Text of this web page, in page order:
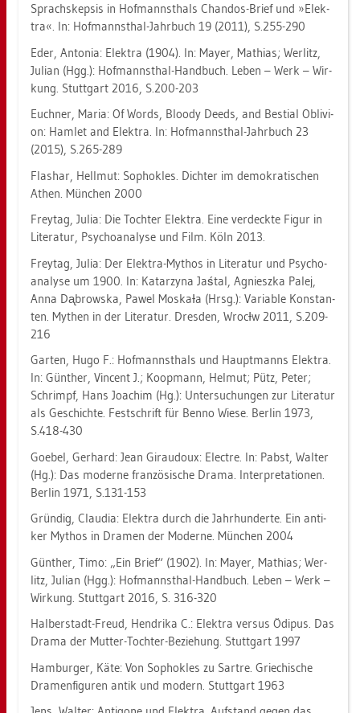
Sprachskep­sis in Hof­mannst­hals Chan­dos-Brief und »Elek­
tra«. In: Hof­manns­thal-Jahr­buch 19 (2011), S.255-290
Eder, An­to­nia: Elek­tra (1904). In: Mayer, Ma­thi­as; Wer­litz,
Ju­li­an (Hgg.): Hof­manns­thal-Hand­buch. Leben – Werk – Wir­
kung. Stutt­gart 2016, S.200-203
Euch­ner, Maria: Of Words, Bloo­dy Deeds, and Bes­ti­al Ob­li­vi­
on: Ham­let and Elek­tra. In: Hof­manns­thal-Jahr­buch 23
(2015), S.265-289
Flas­har, Hell­mut: So­pho­kles. Dich­ter im de­mo­kra­ti­schen
Athen. Mün­chen 2000
Frey­tag, Julia: Die Toch­ter Elek­tra. Eine ver­deck­te Figur in
Li­te­ra­tur, Psy­cho­ana­ly­se und Film. Köln 2013.
Frey­tag, Julia: Der Elek­tra-My­thos in Li­te­ra­tur und Psy­cho­
ana­ly­se um 1900. In: Kat­ar­zy­na Jaśtal, Agnies­z­ka Palej,
Anna Dᶏbrow­s­ka, Pawel MoskaƗa (Hrsg.): Va­ria­ble Kon­stan­
ten. My­then in der Li­te­ra­tur. Dres­den, WrocƗw 2011, S.209-
216
Gar­ten, Hugo F.: Hof­mannst­hals und Haupt­manns Elek­tra.
In: Gün­ther, Vin­cent J.; Ko­op­mann, Hel­mut; Pütz, Peter;
Schrimpf, Hans Joa­chim (Hg.): Un­ter­su­chun­gen zur Li­te­ra­tur
als Ge­schich­te. Fest­schrift für Benno Wiese. Ber­lin 1973,
S.418-430
Goe­bel, Ger­hard: Jean Girau­doux: Elect­re. In: Pabst, Wal­ter
(Hg.): Das mo­der­ne fran­zö­si­sche Drama. In­ter­pre­ta­tio­nen.
Ber­lin 1971, S.131-153
Grün­dig, Clau­dia: Elek­tra durch die Jahr­hun­der­te. Ein an­ti­
ker My­thos in Dra­men der Mo­der­ne. Mün­chen 2004
Gün­ther, Timo: „Ein Brief“ (1902). In: Mayer, Ma­thi­as; Wer­
litz, Ju­li­an (Hgg.): Hof­manns­thal-Hand­buch. Leben – Werk –
Wir­kung. Stutt­gart 2016, S. 316-320
Hal­ber­stadt-Freud, Hen­dri­ka C.: Elek­tra ver­sus Ödi­pus. Das
Drama der Mut­ter-Toch­ter-Be­zie­hung. Stutt­gart 1997
Ham­bur­ger, Käte: Von So­pho­kles zu Sart­re. Grie­chi­sche
Dra­men­fi­gu­ren antik und mo­dern. Stutt­gart 1963